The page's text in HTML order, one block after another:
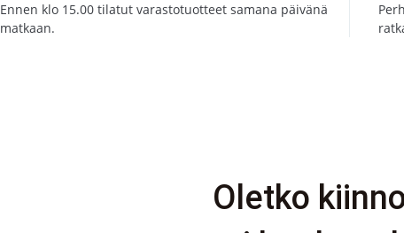
Ennen klo 15.00 tilatut varastotuotteet samana päivänä
matkaan.
Oletko